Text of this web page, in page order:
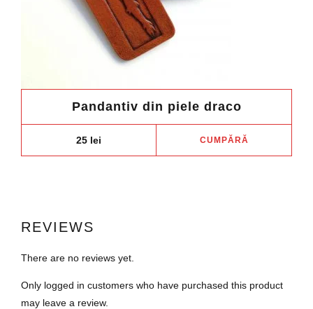
Pandantiv din piele draco
25 lei CUMPĂRĂ
REVIEWS
There are no reviews yet.
Only logged in customers who have purchased this product
may leave a review.